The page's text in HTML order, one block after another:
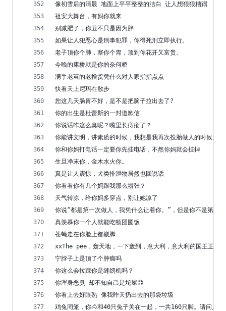
像初雪后的清晨 地面上平平整整的洁白 让人想狠狠糟蹋
祖安大舞台，有妈你就来
别减肥了，你丑不只是因为胖
如果让人犯恶心是刑事犯罪，你得死刑立即执行。
老子顶你个肺，塞你个胃，顶到你花开又富贵。
今晚的康桥就是你的奈何桥
满手老茧的老撸货凭什么对人家指指点点
快看天上尼玛在散步
您这几天肠胃不好，是不是把脑子拉出去了?
你的出生是杜蕾斯的一封道歉信
你说话咋这么臭呢？嘴里长痔疮了？
你能讲文明，讲素质的时候，我想是我再次投胎做人的时候。
你和你妈打电话一定要你先挂电话，不然你妈就会挂掉
生旦净末你，金木水火你。
真是让人震惊，犬类排泄物居然也回说话
你看看你有几个妈跟我那么嚣张？
天气转凉，给你妈多穿点，别让她凉了
你说“都是第一次做人，我凭什么让着你。”，但是你不是第一
真羡慕你一个人就能吃顿团圆饭
苍蝇走在你脸上都崴脚
xxThe pee，轰天地，一下轰到，意大利，意大利的国王正在
宁脖子上是顶了个肿瘤吗
你这么会拉踩你是缝纫机吗？
你浑身恶臭 却不知自己是坨屎😊
你看上去好眼熟 像我昨天扔出去的那袋垃圾
鸡兔同笼，你🐴和40只兔子关在一起，一共160只脚。请问几